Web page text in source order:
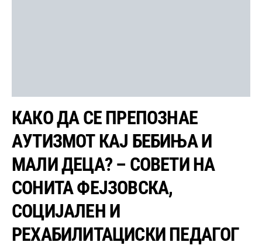
КАКО ДА СЕ ПРЕПОЗНАЕ
АУТИЗМОТ КАЈ БЕБИЊА И
МАЛИ ДЕЦА? – СОВЕТИ НА
СОНИТА ФЕЈЗОВСКА,
СОЦИЈАЛЕН И
РЕХАБИЛИТАЦИСКИ ПЕДАГОГ